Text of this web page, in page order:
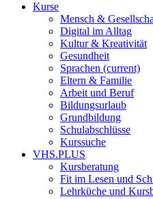
Kurse
Mensch &
Digital im Alltag
Kultur & Kreativität
Gesundheit
Sprachen (current)
Eltern & Familie
Arbeit und Beruf
Bildungsurlaub
Grundbildung
Schulabschlüsse
Kurssuche
VHS.PLUS
Kursberatung
Fit im Lesen und
Lehrküche und